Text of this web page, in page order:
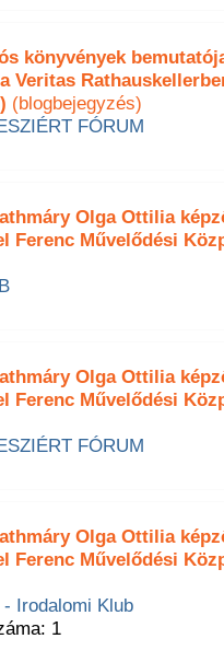
könyvények
Veritas
(blogbejegyzés)
FÓRUM
Olga Ottilia
Ferenc Művelődési
Olga Ottilia
Ferenc Művelődési
FÓRUM
Olga Ottilia
Ferenc Művelődési
Irodalomi Klub
1